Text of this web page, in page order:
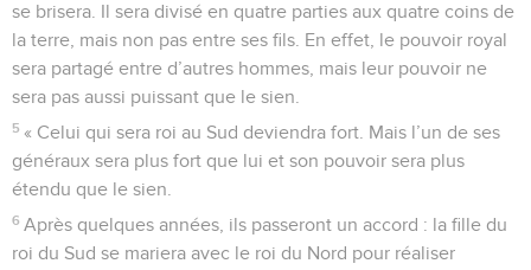
se brisera. Il sera divisé en quatre parties aux quatre coins de
la terre, mais non pas entre ses fils. En effet, le pouvoir royal
sera partagé entre d’autres hommes, mais leur pouvoir ne
sera pas aussi puissant que le sien.
5 « Celui qui sera roi au Sud deviendra fort. Mais l’un de ses
généraux sera plus fort que lui et son pouvoir sera plus
étendu que le sien.
6 Après quelques années, ils passeront un accord : la fille du
roi du Sud se mariera avec le roi du Nord pour réaliser